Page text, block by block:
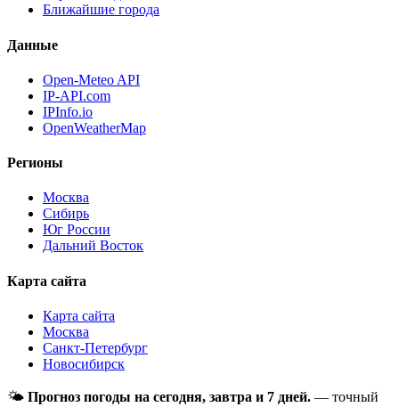
Ближайшие города
Данные
Open-Meteo API
IP-API.com
IPInfo.io
OpenWeatherMap
Регионы
Москва
Сибирь
Юг России
Дальний Восток
Карта сайта
Карта сайта
Москва
Санкт-Петербург
Новосибирск
🌤 Прогноз погоды на сегодня, завтра и 7 дней. — точный